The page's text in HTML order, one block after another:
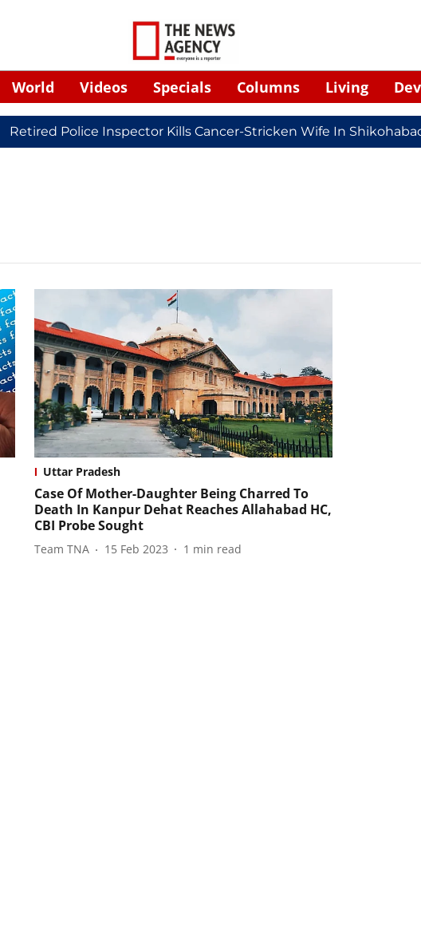
World Videos Specials Columns Living
Retired Police Inspector Kills Cancer-Stricken Wife In
Uttar Pradesh
Case Of Mother-Daughter Being Charred To
Death In Kanpur Dehat Reaches Allahabad HC,
CBI Probe Sought
Team TNA 15 Feb 2023 1 min read